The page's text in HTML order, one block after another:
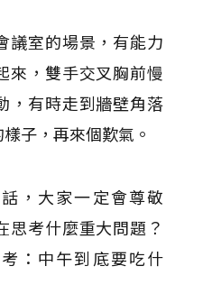
議室的場景，有能力
來，雙手交叉胸前慢
，有時走到牆壁角落
子，再來個歎氣。
，大家一定會尊敬
思考什麼重大問題？
考：中午到底要吃什